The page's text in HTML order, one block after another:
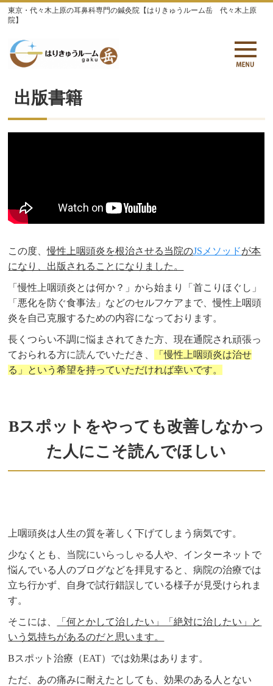
東京・代々木上原の耳鼻科専門の鍼灸院【はりきゅうルーム岳 代々木上原
院】
出版書籍
この度、慢性上咽頭炎を根治させる当院のJS メソッドが本
になり、出版されることになりました。
「慢性上咽頭炎とは何か？」から始まり「首こりほぐし」
「悪化を防ぐ食事法」などのセルフケアまで、慢性上咽頭
炎を自己克服するための内容になっております。
長くつらい不調に悩まされてきた方、現在通院され頑張っ
ておられる方に読んでいただき、
「慢性上咽頭炎は治せ
る」という希望を持っていただければ幸いです。
Bスポットをやっても改善しなかっ
た人にこそ読んでほしい
上咽頭炎は人生の質を著しく下げてしまう病気です。
少なくとも、当院にいらっしゃる人や、インターネットで
悩んでいる人のブログなどを拝見すると、病院の治療では
立ち行かず、自身で試行錯誤している様子が見受けられま
す。
そこには、
「何とかして治したい」「絶対に治したい」と
いう気持ちがあるのだと思います。
Bスポット治療（EAT）では効果はあります。
ただ、あの痛みに耐えたとしても、効果のある人とない